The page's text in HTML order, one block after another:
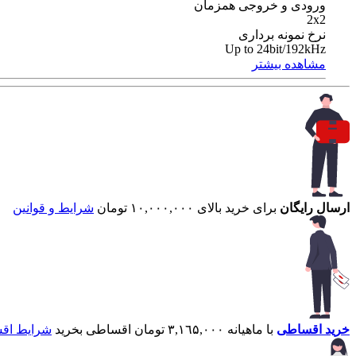
ورودی و خروجی همزمان
2x2
نرخ نمونه برداری
Up to 24bit/192kHz
مشاهده بیشتر
ارسال رایگان برای خرید بالای ۱۰,۰۰۰,۰۰۰ تومان شرایط و قوانین
خرید اقساطی با ماهیانه ۳,۱٦۵,۰۰۰ تومان اقساطی بخرید شرایط